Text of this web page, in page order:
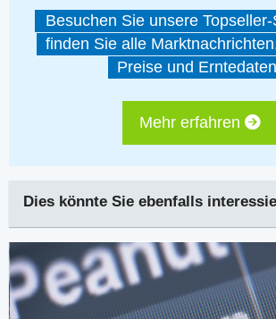
Besuchen Sie unsere
finden Sie alle
Preise und
Mehr erfahren
Dies könnte Sie ebenfalls